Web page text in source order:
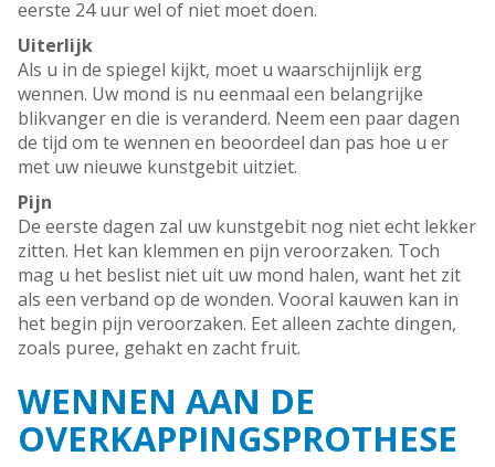
eerste 24 uur wel of niet moet doen.
Uiterlijk
Als u in de spiegel kijkt, moet u waarschijnlijk erg
wennen. Uw mond is nu eenmaal een belangrijke
blikvanger en die is veranderd. Neem een paar dagen
de tijd om te wennen en beoordeel dan pas hoe u er
met uw nieuwe kunstgebit uitziet.
Pijn
De eerste dagen zal uw kunstgebit nog niet echt lekker
zitten. Het kan klemmen en pijn veroorzaken. Toch
mag u het beslist niet uit uw mond halen, want het zit
als een verband op de wonden. Vooral kauwen kan in
het begin pijn veroorzaken. Eet alleen zachte dingen,
zoals puree, gehakt en zacht fruit.
WENNEN AAN DE
OVERKAPPINGSPROTHESE